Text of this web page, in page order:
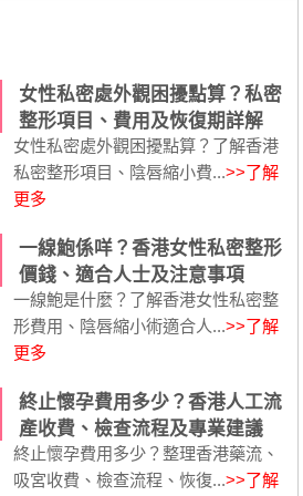
女性私密處外觀困擾點算？私密
整形項目、費用及恢復期詳解
女性私密處外觀困擾點算？了解香港
私密整形項目、陰唇縮小費...>>了解
更多
一線鮑係咩？香港女性私密整形
價錢、適合人士及注意事項
一線鮑是什麼？了解香港女性私密整
形費用、陰唇縮小術適合人...>>了解
更多
終止懷孕費用多少？香港人工流
產收費、檢查流程及專業建議
終止懷孕費用多少？整理香港藥流、
吸宮收費、檢查流程、恢復...>>了解